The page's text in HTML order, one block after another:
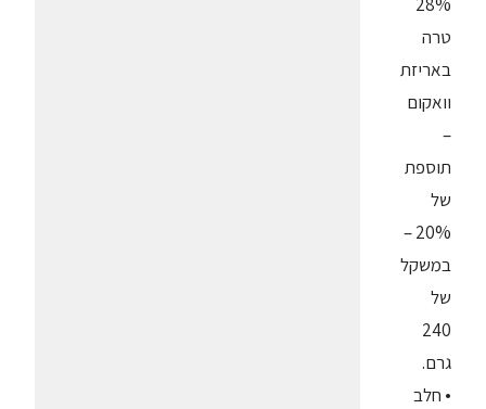
טרה
באריזת
וואקום
–
תוספת
של
20% –
במשקל
של
240
גרם.
• חלב